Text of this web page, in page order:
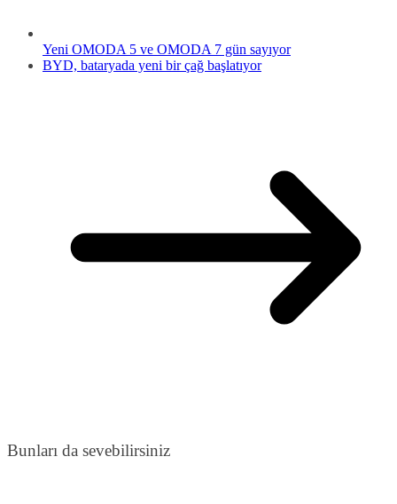
Yeni OMODA 5 ve OMODA 7 gün sayıyor
BYD, bataryada yeni bir çağ başlatıyor
Bunları da sevebilirsiniz